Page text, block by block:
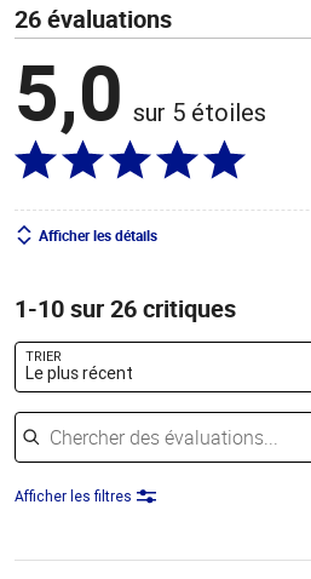
26 évaluations
5,0 sur 5 étoiles
Afficher les détails
1-10 sur 26 critiques
TRIER
Le plus récent
Chercher des évaluations
Afficher les filtres